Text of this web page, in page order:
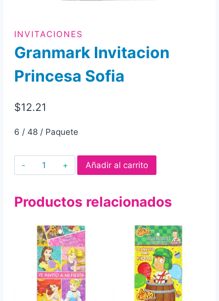
INVITACIONES
Granmark Invitacion
Princesa Sofia
$12.21
6 / 48 / Paquete
Granmark
Invitacion
Sofia
Añadir al carrito
Productos relacionados